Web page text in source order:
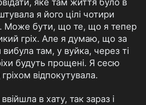
я його цілі чотири
Може бути, що те, що я тепер
гріх. Але я думаю, що за
там, у вуйка, через ті
будуть прощені. Я сесю
відпокутувала.
в хату, так зараз і